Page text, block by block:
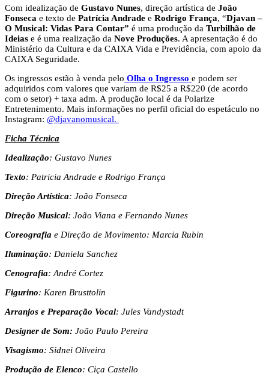
Com idealização de Gustavo Nunes, direção artística de João
Fonseca e texto de Patrícia Andrade e Rodrigo França, “Djavan –
O Musical: Vidas Para Contar” é uma produção da Turbilhão de
Ideias e é uma realização da Nove Produções. A apresentação é do
Ministério da Cultura e da CAIXA Vida e Previdência, com apoio da
CAIXA Seguridade.
Os ingressos estão à venda pelo Olha o Ingresso e podem ser
adquiridos com valores que variam de R$25 a R$220 (de acordo
com o setor) + taxa adm. A produção local é da Polarize
Entretenimento. Mais informações no perfil oficial do espetáculo no
Instagram: @djavanomusical.
Ficha Técnica
Idealização: Gustavo Nunes
Texto: Patricia Andrade e Rodrigo França
Direção Artística: João Fonseca
Direção Musical: João Viana e Fernando Nunes
Coreografia e Direção de Movimento: Marcia Rubin
Iluminação: Daniela Sanchez
Cenografia: André Cortez
Figurino: Karen Brusttolin
Arranjos e Preparação Vocal: Jules Vandystadt
Designer de Som: João Paulo Pereira
Visagismo: Sidnei Oliveira
Produção de Elenco: Ciça Castello